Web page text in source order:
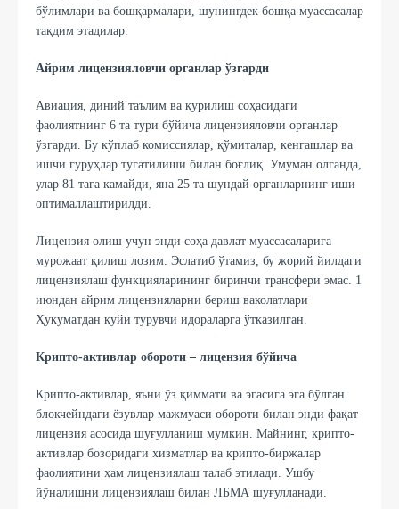
бўлимлари ва бошқармалари, шунингдек бошқа муассасалар
тақдим этадилар.
Айрим лицензияловчи органлар ўзгарди
Авиация, диний таълим ва қурилиш соҳасидаги
фаолиятнинг 6 та тури бўйича лицензияловчи органлар
ўзгарди. Бу кўплаб комиссиялар, қўмиталар, кенгашлар ва
ишчи гуруҳлар тугатилиши билан боғлиқ. Умуман олганда,
улар 81 тага камайди, яна 25 та шундай органларнинг иши
оптималлаштирилди.
Лицензия олиш учун энди соҳа давлат муассасаларига
мурожаат қилиш лозим. Эслатиб ўтамиз, бу жорий йилдаги
лицензиялаш функцияларининг биринчи трансфери эмас. 1
июндан айрим лицензияларни бериш ваколатлари
Ҳукуматдан қуйи турувчи идораларга ўтказилган.
Крипто-активлар обороти – лицензия бўйича
Крипто-активлар, яъни ўз қиммати ва эгасига эга бўлган
блокчейндаги ёзувлар мажмуаси обороти билан энди фақат
лицензия асосида шуғулланиш мумкин. Майнинг, крипто-
активлар бозоридаги хизматлар ва крипто-биржалар
фаолиятини ҳам лицензиялаш талаб этилади. Ушбу
йўналишни лицензиялаш билан ЛБМА шуғулланади.